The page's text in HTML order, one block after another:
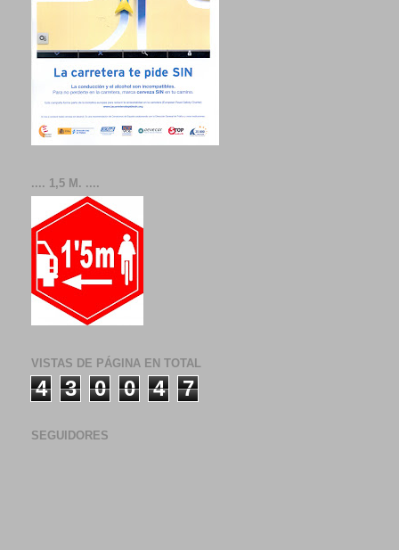
.... 1,5 M. ....
VISTAS DE PÁGINA EN TOTAL
4 3 0 0 4 7
SEGUIDORES